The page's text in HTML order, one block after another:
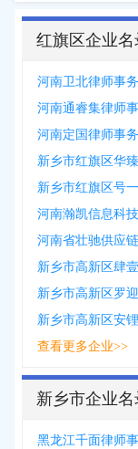
红旗区企业名
河南卫北律师事
河南通睿集律师
河南定国律师事
新乡市红旗区华
新乡市红旗区号
河南瀚凯信息科
河南省壮驰供应
新乡市高新区肆
新乡市高新区罗
新乡市高新区安
查看更多企业>>
新乡市企业名
黑龙江千面律师